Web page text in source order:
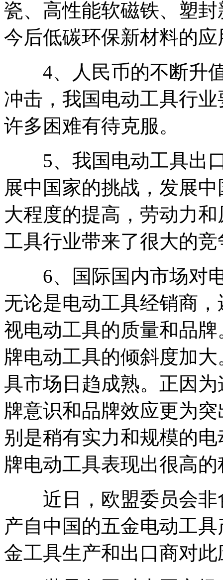
瓷、高性能软磁铁、塑
今后低碳环保新材料的
4、人民币的不断升值
冲击，我国电动工具行
许多困难有待克服。
5、我国电动工具出口
展中国家的挑战，发展
大程度的提高，劳动力
工具行业带来了很大的
6、国际国内市场对电
无论是电动工具经销商
视电动工具的质量和品
牌电动工具的倾斜度加
具市场日趋成熟。正因
牌意识和品牌效应更为
别是稍有实力和规模的
牌电动工具表现出很高
近日，欧盟委员会非
产自中国的五金电动工
金工具生产和出口商对